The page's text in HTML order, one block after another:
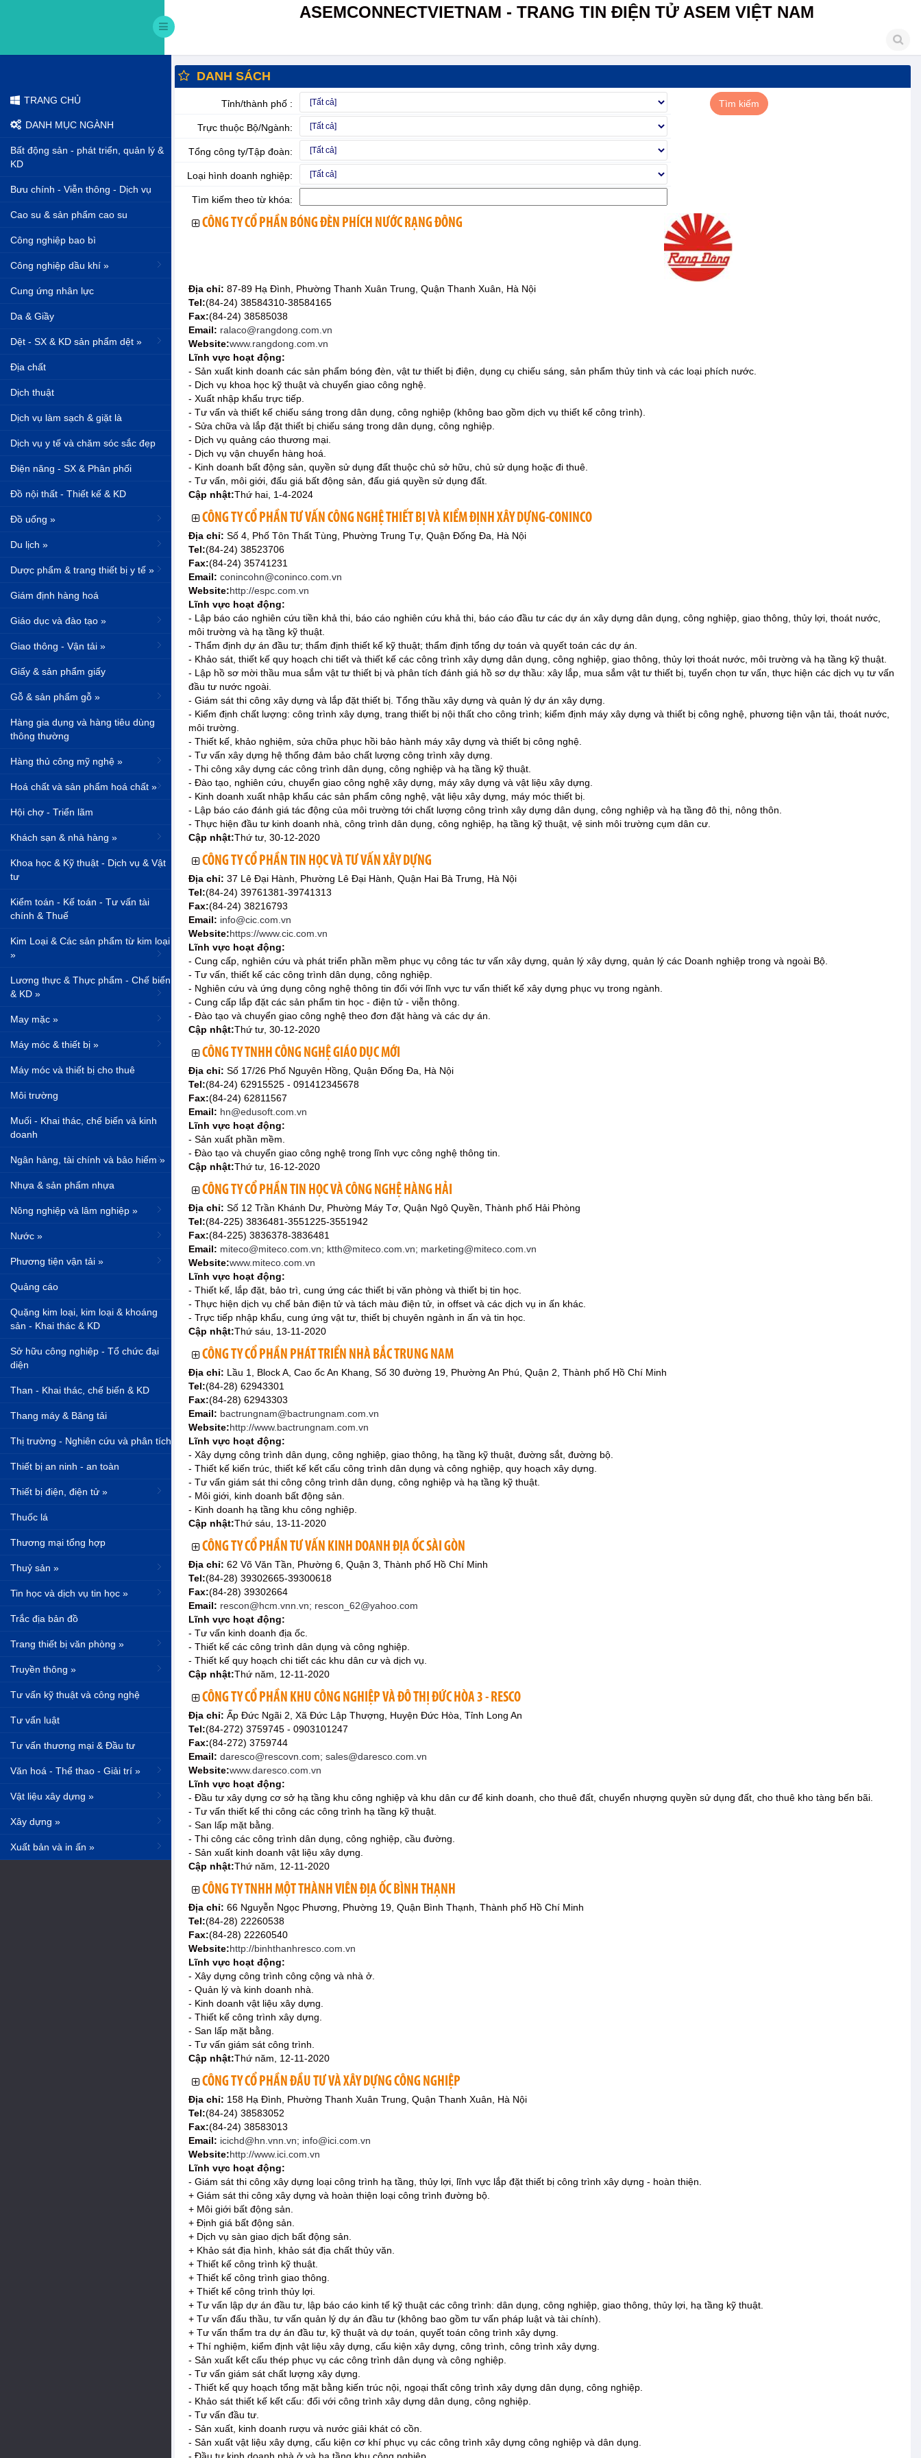
ASEMCONNECTVIETNAM - TRANG TIN ĐIỆN TỬ ASEM VIỆT NAM
TRANG CHỦ
DANH MỤC NGÀNH
Bất động sản - phát triển, quản lý &
KD
Bưu chính - Viễn thông - Dịch vụ
Cao su & sản phẩm cao su
Công nghiệp bao bì
Công nghiệp dầu khí »
Cung ứng nhân lực
Da & Giầy
Dệt - SX & KD sản phẩm dệt »
Địa chất
Dịch thuật
Dịch vụ làm sạch & giặt là
Dịch vụ y tế và chăm sóc sắc đẹp
Điện năng - SX & Phân phối
Đồ nội thất - Thiết kế & KD
Đồ uống »
Du lịch »
Dược phẩm & trang thiết bị y tế »
Giám định hàng hoá
Giáo dục và đào tạo »
Giao thông - Vận tải »
Giấy & sản phẩm giấy
Gỗ & sản phẩm gỗ »
Hàng gia dụng và hàng tiêu dùng
thông thường
Hàng thủ công mỹ nghệ »
Hoá chất và sản phẩm hoá chất »
Hội chợ - Triển lãm
Khách sạn & nhà hàng »
Khoa học & Kỹ thuật - Dịch vụ & Vật
tư
Kiểm toán - Kế toán - Tư vấn tài
chính & Thuế
Kim Loại & Các sản phẩm từ kim loại
»
Lương thực & Thực phẩm - Chế biến
& KD »
May mặc »
Máy móc & thiết bị »
Máy móc và thiết bị cho thuê
Môi trường
Muối - Khai thác, chế biến và kinh
doanh
Ngân hàng, tài chính và bảo hiểm »
Nhựa & sản phẩm nhựa
Nông nghiệp và lâm nghiệp »
Nước »
Phương tiện vận tải »
Quảng cáo
Quặng kim loại, kim loại & khoáng
sản - Khai thác & KD
Sở hữu công nghiệp - Tổ chức đại
diện
Than - Khai thác, chế biến & KD
Thang máy & Băng tải
Thị trường - Nghiên cứu và phân tích
Thiết bị an ninh - an toàn
Thiết bị điện, điện tử »
Thuốc lá
Thương mại tổng hợp
Thuỷ sản »
Tin học và dịch vụ tin học »
Trắc địa bản đồ
Trang thiết bị văn phòng »
Truyền thông »
Tư vấn kỹ thuật và công nghệ
Tư vấn luật
Tư vấn thương mại & Đầu tư
Văn hoá - Thể thao - Giải trí »
Vật liệu xây dựng »
Xây dựng »
Xuất bản và in ấn »
DANH SÁCH
Tỉnh/thành phố :
Trực thuộc Bộ/Ngành:
Tổng công ty/Tập đoàn:
Loại hình doanh nghiệp:
Tìm kiếm theo từ khóa:
CÔNG TY CỔ PHẦN BÓNG ĐÈN PHÍCH NƯỚC RẠNG ĐÔNG
Địa chỉ: 87-89 Hạ Đình, Phường Thanh Xuân Trung, Quận Thanh Xuân, Hà Nội
Tel:(84-24) 38584310-38584165
Fax:(84-24) 38585038
Email: ralaco@rangdong.com.vn
Website:www.rangdong.com.vn
Lĩnh vực hoạt động:
- Sản xuất kinh doanh các sản phẩm bóng đèn, vật tư thiết bị điện, dụng cụ chiếu sáng, sản phẩm thủy tinh và các loại phích nước.
- Dịch vụ khoa học kỹ thuật và chuyển giao công nghệ.
- Xuất nhập khẩu trực tiếp.
- Tư vấn và thiết kế chiếu sáng trong dân dụng, công nghiệp (không bao gồm dịch vụ thiết kế công trình).
- Sửa chữa và lắp đặt thiết bị chiếu sáng trong dân dụng, công nghiệp.
- Dịch vụ quảng cáo thương mại.
- Dịch vụ vận chuyển hàng hoá.
- Kinh doanh bất động sản, quyền sử dụng đất thuộc chủ sở hữu, chủ sử dụng hoặc đi thuê.
- Tư vấn, môi giới, đấu giá bất động sản, đấu giá quyền sử dụng đất.
Cập nhật:Thứ hai, 1-4-2024
CÔNG TY CỔ PHẦN TƯ VẤN CÔNG NGHỆ THIẾT BỊ VÀ KIỂM ĐỊNH XÂY DỰNG-CONINCO
Địa chỉ: Số 4, Phố Tôn Thất Tùng, Phường Trung Tự, Quận Đống Đa, Hà Nội
Tel:(84-24) 38523706
Fax:(84-24) 35741231
Email: conincohn@coninco.com.vn
Website:http://espc.com.vn
Lĩnh vực hoạt động:
- Lập báo cáo nghiên cứu tiền khả thi, báo cáo nghiên cứu khả thi, báo cáo đầu tư các dự án xây dựng dân dụng, công nghiệp, giao thông, thủy lợi, thoát nước,
môi trường và hạ tầng kỹ thuật.
- Thẩm định dự án đầu tư; thẩm định thiết kế kỹ thuật; thẩm định tổng dự toán và quyết toán các dự án.
- Khảo sát, thiết kế quy hoạch chi tiết và thiết kế các công trình xây dựng dân dụng, công nghiệp, giao thông, thủy lợi thoát nước, môi trường và hạ tầng kỹ thuật.
- Lập hồ sơ mời thầu mua sắm vật tư thiết bị và phân tích đánh giá hồ sơ dự thầu: xây lắp, mua sắm vật tư thiết bị, tuyển chọn tư vấn, thực hiện các dịch vụ tư vấn
đầu tư nước ngoài.
- Giám sát thi công xây dựng và lắp đặt thiết bị. Tổng thầu xây dựng và quản lý dự án xây dựng.
- Kiểm định chất lượng: công trình xây dựng, trang thiết bị nội thất cho công trình; kiểm định máy xây dựng và thiết bị công nghệ, phương tiện vận tải, thoát nước,
môi trường.
- Thiết kế, khảo nghiệm, sửa chữa phục hồi bảo hành máy xây dựng và thiết bị công nghệ.
- Tư vấn xây dựng hệ thống đảm bảo chất lượng công trình xây dựng.
- Thi công xây dựng các công trình dân dụng, công nghiệp và hạ tầng kỹ thuật.
- Đào tạo, nghiên cứu, chuyển giao công nghệ xây dựng, máy xây dựng và vật liệu xây dựng.
- Kinh doanh xuất nhập khẩu các sản phẩm công nghệ, vật liệu xây dựng, máy móc thiết bị.
- Lập báo cáo đánh giá tác động của môi trường tới chất lượng công trình xây dựng dân dụng, công nghiệp và hạ tầng đô thị, nông thôn.
- Thực hiện đầu tư kinh doanh nhà, công trình dân dụng, công nghiệp, hạ tầng kỹ thuật, vệ sinh môi trường cụm dân cư.
Cập nhật:Thứ tư, 30-12-2020
CÔNG TY CỔ PHẦN TIN HỌC VÀ TƯ VẤN XÂY DỰNG
Địa chỉ: 37 Lê Đại Hành, Phường Lê Đại Hành, Quận Hai Bà Trưng, Hà Nội
Tel:(84-24) 39761381-39741313
Fax:(84-24) 38216793
Email: info@cic.com.vn
Website:https://www.cic.com.vn
Lĩnh vực hoạt động:
- Cung cấp, nghiên cứu và phát triển phần mềm phục vụ công tác tư vấn xây dựng, quản lý xây dựng, quản lý các Doanh nghiệp trong và ngoài Bộ.
- Tư vấn, thiết kế các công trình dân dụng, công nghiệp.
- Nghiên cứu và ứng dụng công nghệ thông tin đối với lĩnh vực tư vấn thiết kế xây dựng phục vụ trong ngành.
- Cung cấp lắp đặt các sản phẩm tin học - điện tử - viễn thông.
- Đào tạo và chuyển giao công nghệ theo đơn đặt hàng và các dự án.
Cập nhật:Thứ tư, 30-12-2020
CÔNG TY TNHH CÔNG NGHỆ GIÁO DỤC MỚI
Địa chỉ: Số 17/26 Phố Nguyên Hồng, Quận Đống Đa, Hà Nội
Tel:(84-24) 62915525 - 091412345678
Fax:(84-24) 62811567
Email: hn@edusoft.com.vn
Lĩnh vực hoạt động:
- Sản xuất phần mềm.
- Đào tạo và chuyển giao công nghệ trong lĩnh vực công nghệ thông tin.
Cập nhật:Thứ tư, 16-12-2020
CÔNG TY CỔ PHẦN TIN HỌC VÀ CÔNG NGHỆ HÀNG HẢI
Địa chỉ: Số 12 Trần Khánh Dư, Phường Máy Tơ, Quận Ngô Quyền, Thành phố Hải Phòng
Tel:(84-225) 3836481-3551225-3551942
Fax:(84-225) 3836378-3836481
Email: miteco@miteco.com.vn; ktth@miteco.com.vn; marketing@miteco.com.vn
Website:www.miteco.com.vn
Lĩnh vực hoạt động:
- Thiết kế, lắp đặt, bảo trì, cung ứng các thiết bị văn phòng và thiết bị tin học.
- Thực hiện dịch vụ chế bản điện tử và tách màu điện tử, in offset và các dịch vụ in ấn khác.
- Trực tiếp nhập khẩu, cung ứng vật tư, thiết bị chuyên ngành in ấn và tin học.
Cập nhật:Thứ sáu, 13-11-2020
CÔNG TY CỔ PHẦN PHÁT TRIỂN NHÀ BẮC TRUNG NAM
Địa chỉ: Lầu 1, Block A, Cao ốc An Khang, Số 30 đường 19, Phường An Phú, Quận 2, Thành phố Hồ Chí Minh
Tel:(84-28) 62943301
Fax:(84-28) 62943303
Email: bactrungnam@bactrungnam.com.vn
Website:http://www.bactrungnam.com.vn
Lĩnh vực hoạt động:
- Xây dựng công trình dân dụng, công nghiệp, giao thông, hạ tầng kỹ thuật, đường sắt, đường bộ.
- Thiết kế kiến trúc, thiết kế kết cấu công trình dân dụng và công nghiệp, quy hoạch xây dựng.
- Tư vấn giám sát thi công công trình dân dụng, công nghiệp và hạ tầng kỹ thuật.
- Môi giới, kinh doanh bất động sản.
- Kinh doanh hạ tầng khu công nghiệp.
Cập nhật:Thứ sáu, 13-11-2020
CÔNG TY CỔ PHẦN TƯ VẤN KINH DOANH ĐỊA ỐC SÀI GÒN
Địa chỉ: 62 Võ Văn Tần, Phường 6, Quận 3, Thành phố Hồ Chí Minh
Tel:(84-28) 39302665-39300618
Fax:(84-28) 39302664
Email: rescon@hcm.vnn.vn; rescon_62@yahoo.com
Lĩnh vực hoạt động:
- Tư vấn kinh doanh địa ốc.
- Thiết kế các công trình dân dụng và công nghiệp.
- Thiết kế quy hoạch chi tiết các khu dân cư và dịch vụ.
Cập nhật:Thứ năm, 12-11-2020
CÔNG TY CỔ PHẦN KHU CÔNG NGHIỆP VÀ ĐÔ THỊ ĐỨC HÒA 3 - RESCO
Địa chỉ: Ấp Đức Ngãi 2, Xã Đức Lập Thượng, Huyện Đức Hòa, Tỉnh Long An
Tel:(84-272) 3759745 - 0903101247
Fax:(84-272) 3759744
Email: daresco@rescovn.com; sales@daresco.com.vn
Website:www.daresco.com.vn
Lĩnh vực hoạt động:
- Đầu tư xây dựng cơ sở hạ tầng khu công nghiệp và khu dân cư để kinh doanh, cho thuê đất, chuyển nhượng quyền sử dụng đất, cho thuê kho tàng bến bãi.
- Tư vấn thiết kế thi công các công trình hạ tầng kỹ thuật.
- San lấp mặt bằng.
- Thi công các công trình dân dụng, công nghiệp, cầu đường.
- Sản xuất kinh doanh vật liệu xây dựng.
Cập nhật:Thứ năm, 12-11-2020
CÔNG TY TNHH MỘT THÀNH VIÊN ĐỊA ỐC BÌNH THẠNH
Địa chỉ: 66 Nguyễn Ngọc Phương, Phường 19, Quận Bình Thạnh, Thành phố Hồ Chí Minh
Tel:(84-28) 22260538
Fax:(84-28) 22260540
Website:http://binhthanhresco.com.vn
Lĩnh vực hoạt động:
- Xây dựng công trình công cộng và nhà ở.
- Quản lý và kinh doanh nhà.
- Kinh doanh vật liệu xây dựng.
- Thiết kế công trình xây dựng.
- San lấp mặt bằng.
- Tư vấn giám sát công trình.
Cập nhật:Thứ năm, 12-11-2020
CÔNG TY CỔ PHẦN ĐẦU TƯ VÀ XÂY DỰNG CÔNG NGHIỆP
Địa chỉ: 158 Hạ Đình, Phường Thanh Xuân Trung, Quận Thanh Xuân, Hà Nội
Tel:(84-24) 38583052
Fax:(84-24) 38583013
Email: icichd@hn.vnn.vn; info@ici.com.vn
Website:http://www.ici.com.vn
Lĩnh vực hoạt động:
- Giám sát thi công xây dựng loại công trình hạ tầng, thủy lợi, lĩnh vực lắp đặt thiết bị công trình xây dựng - hoàn thiện.
+ Giám sát thi công xây dựng và hoàn thiện loại công trình đường bộ.
+ Môi giới bất động sản.
+ Định giá bất động sản.
+ Dịch vụ sàn giao dịch bất động sản.
+ Khảo sát địa hình, khảo sát địa chất thủy văn.
+ Thiết kế công trình kỹ thuật.
+ Thiết kế công trình giao thông.
+ Thiết kế công trình thủy lợi.
+ Tư vấn lập dự án đầu tư, lập báo cáo kinh tế kỹ thuật các công trình: dân dụng, công nghiệp, giao thông, thủy lợi, hạ tầng kỹ thuật.
+ Tư vấn đấu thầu, tư vấn quản lý dự án đầu tư (không bao gồm tư vấn pháp luật và tài chính).
+ Tư vấn thẩm tra dự án đầu tư, kỹ thuật và dự toán, quyết toán công trình xây dựng.
+ Thí nghiệm, kiểm định vật liệu xây dựng, cấu kiện xây dựng, công trình, công trình xây dựng.
- Sản xuất kết cấu thép phục vụ các công trình dân dụng và công nghiệp.
- Tư vấn giám sát chất lượng xây dựng.
- Thiết kế quy hoạch tổng mặt bằng kiến trúc nội, ngoại thất công trình xây dựng dân dụng, công nghiệp.
- Khảo sát thiết kế kết cấu: đối với công trình xây dựng dân dụng, công nghiệp.
- Tư vấn đầu tư.
- Sản xuất, kinh doanh rượu và nước giải khát có cồn.
- Sản xuất vật liệu xây dựng, cấu kiện cơ khí phục vụ các công trình xây dựng công nghiệp và dân dụng.